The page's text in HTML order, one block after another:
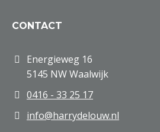
CONTACT
Energieweg 16
5145 NW Waalwijk
0416 - 33 25 17
info@harrydelouw.nl